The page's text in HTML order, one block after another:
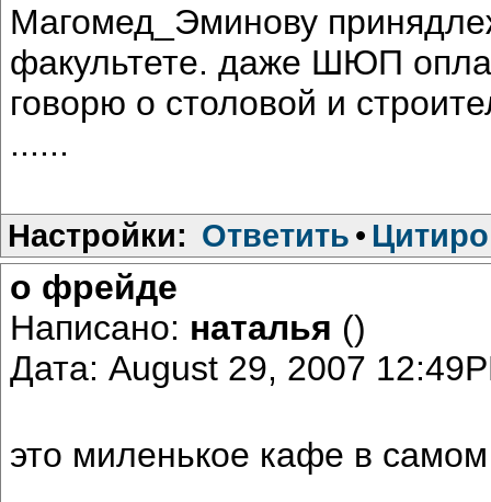
Магомед_Эминову
факультете. даже ШЮП
говорю о столовой и
......
Настройки: Ответить •
о фрейде
Написано: наталья ()
Дата: August 29, 2007
это миленькое кафе в